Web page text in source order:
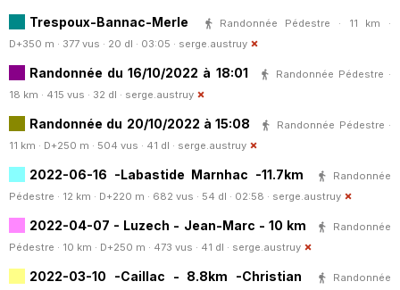
Trespoux-Bannac-Merle
Randonnée Pédestre · 11 km ·
D+350 m · 377 vus · 20 dl · 03:05 · serge.austruy
Randonnée du 16/10/2022 à 18:01
Randonnée Pédestre ·
18 km · 415 vus · 32 dl · serge.austruy
Randonnée du 20/10/2022 à 15:08
Randonnée Pédestre ·
11 km · D+250 m · 504 vus · 41 dl · serge.austruy
2022-06-16 -Labastide Marnhac -11.7km
Randonnée
Pédestre · 12 km · D+220 m · 682 vus · 54 dl · 02:58 · serge.austruy
2022-04-07 - Luzech - Jean-Marc - 10 km
Randonnée
Pédestre · 10 km · D+250 m · 473 vus · 41 dl · serge.austruy
2022-03-10 -Caillac - 8.8km -Christian
Randonnée